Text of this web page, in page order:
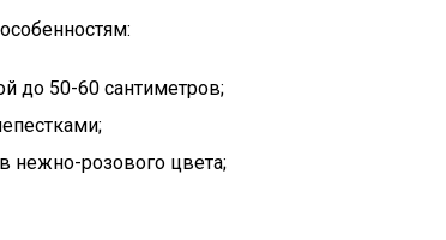
до 50-60 сантиметров;
нежно-розового цвета;